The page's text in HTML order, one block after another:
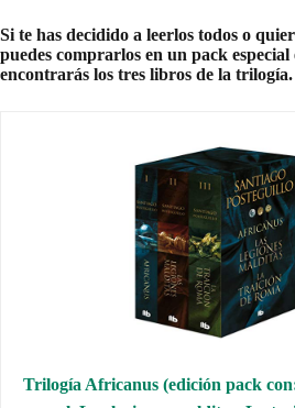
Si te has decidido a leerlos todos o
puedes comprarlos en un pack especial
encontrarás los tres libros de la trilogía.
Trilogía Africanus (edición pack